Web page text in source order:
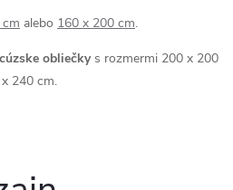
alebo 160 x 200 cm.
obliečkys rozmermi 200 x 200
240 cm.